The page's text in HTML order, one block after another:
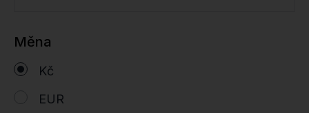
Měna
Kč
EUR